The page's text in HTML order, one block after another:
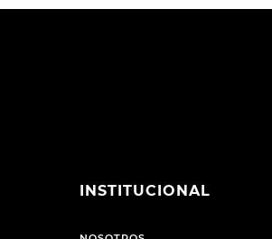
INSTITUCIONAL